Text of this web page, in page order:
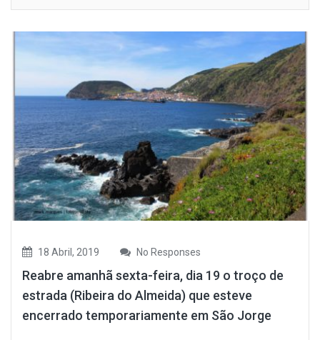
18 Abril, 2019 No Responses
Reabre amanhã sexta-feira, dia 19 o troço de
estrada (Ribeira do Almeida) que esteve
encerrado temporariamente em São Jorge